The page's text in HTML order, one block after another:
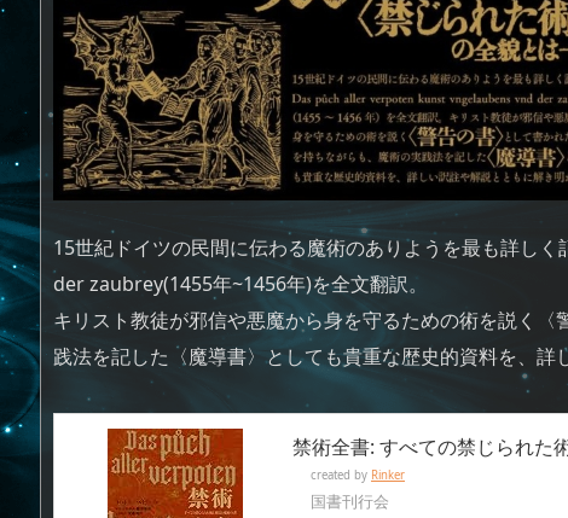
15世紀ドイツの民間に伝わる魔術のありようを最も詳
der zaubrey(1455年~1456年)を全文翻訳。
キリスト教徒が邪信や悪魔から身を守るための術を説く
践法を記した〈魔導書〉としても貴重な歴史的資料を、詳
禁術全書: すべての禁じられた
created by Rinker
国書刊行会